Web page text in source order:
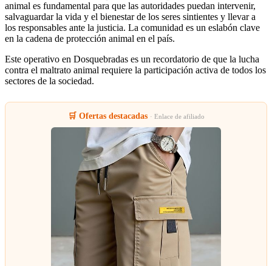
animal es fundamental para que las autoridades puedan intervenir,
salvaguardar la vida y el bienestar de los seres sintientes y llevar a
los responsables ante la justicia. La comunidad es un eslabón clave
en la cadena de protección animal en el país.
Este operativo en Dosquebradas es un recordatorio de que la lucha
contra el maltrato animal requiere la participación activa de todos los
sectores de la sociedad.
🛒 Ofertas destacadas · Enlace de afiliado